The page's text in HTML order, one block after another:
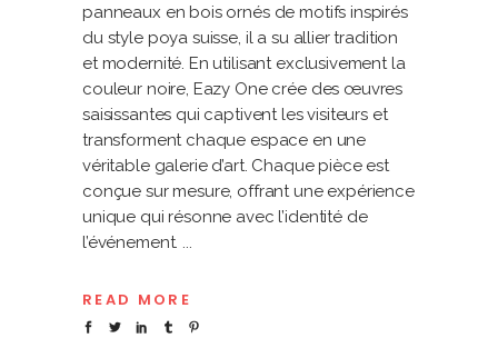
panneaux en bois ornés de motifs inspirés
du style poya suisse, il a su allier tradition
et modernité. En utilisant exclusivement la
couleur noire, Eazy One crée des œuvres
saisissantes qui captivent les visiteurs et
transforment chaque espace en une
véritable galerie d’art. Chaque pièce est
conçue sur mesure, offrant une expérience
unique qui résonne avec l’identité de
l’événement.
READ MORE